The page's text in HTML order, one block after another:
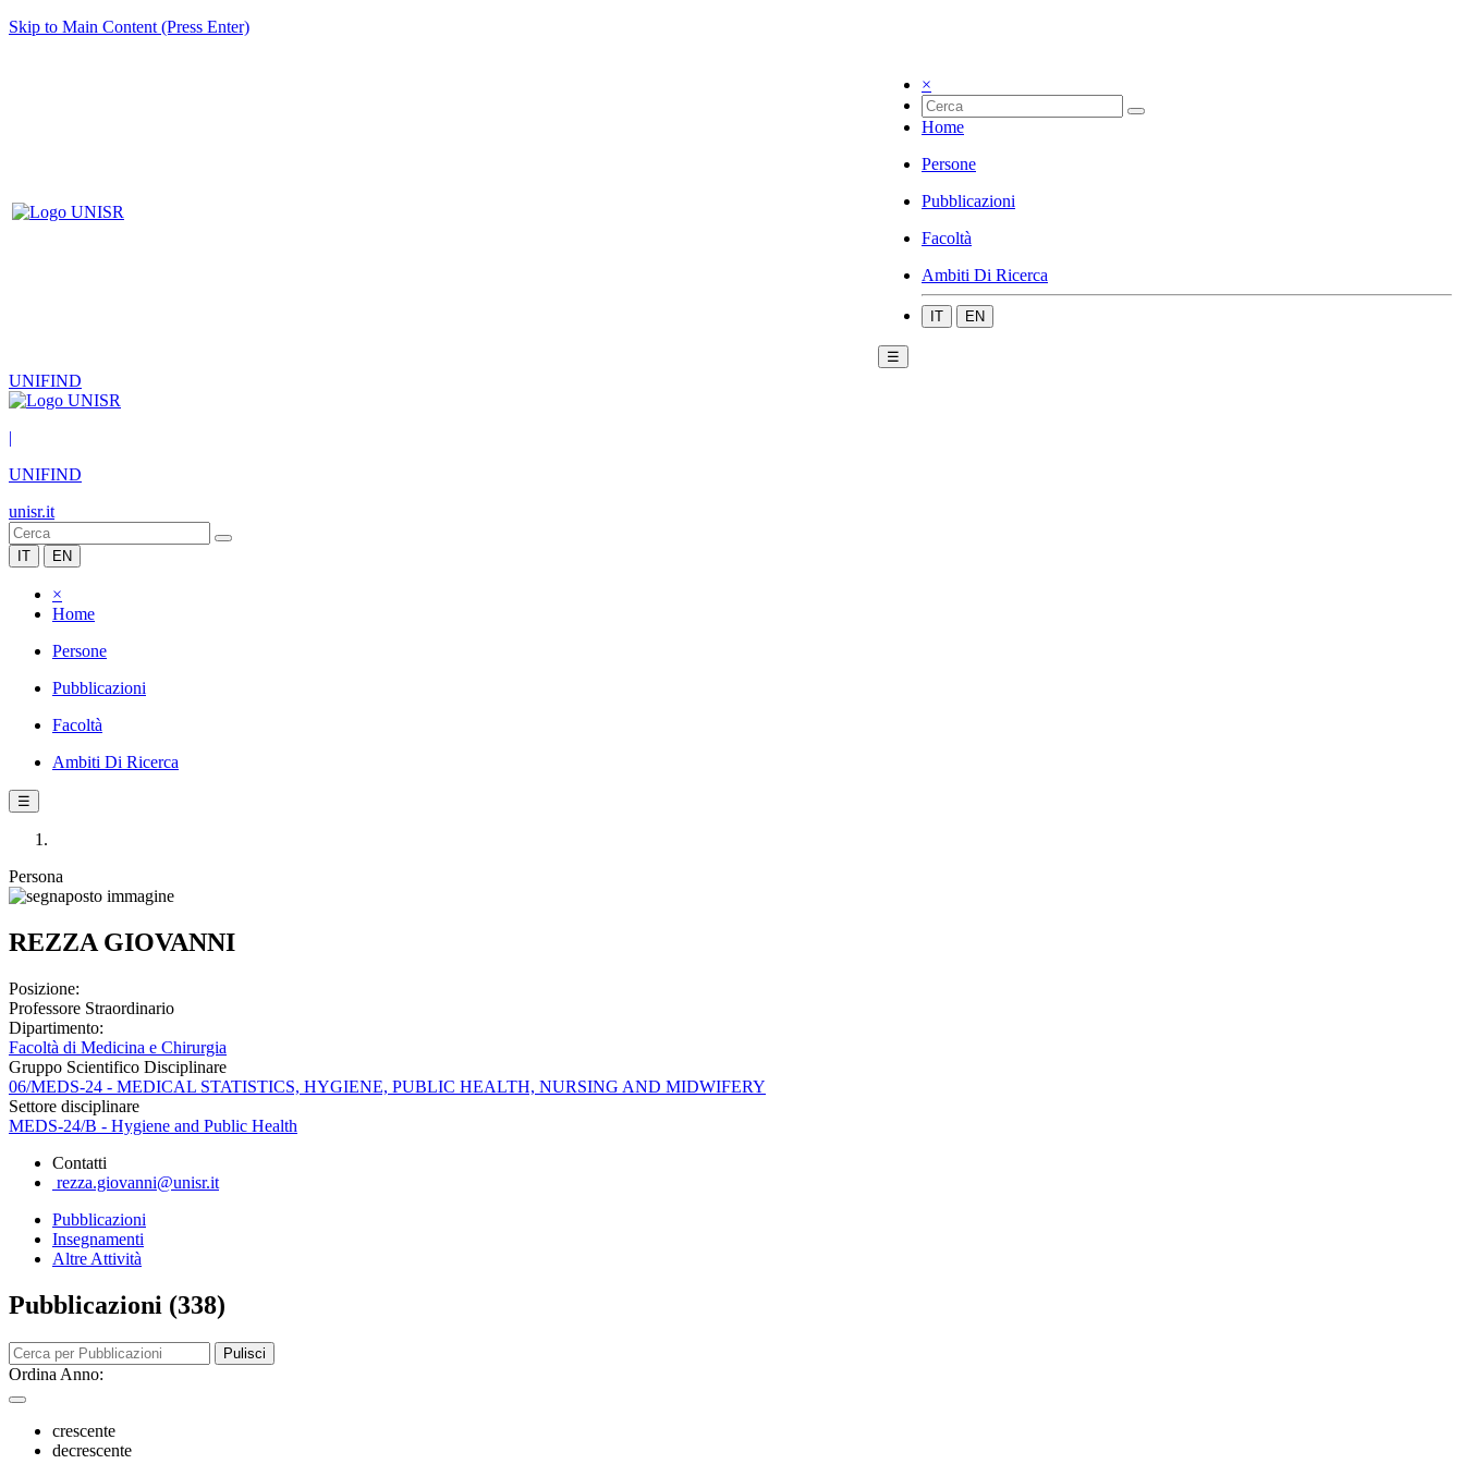
Skip to Main Content (Press Enter)
×
Home
Persone
Pubblicazioni
Facoltà
Ambiti Di Ricerca
IT EN
☰
UNIFIND
|
UNIFIND
unisr.it
IT EN
×
Home
Persone
Pubblicazioni
Facoltà
Ambiti Di Ricerca
☰
Persona
REZZA GIOVANNI
Posizione:
Professore Straordinario
Dipartimento:
Facoltà di Medicina e Chirurgia
Gruppo Scientifico Disciplinare
06/MEDS-24 - MEDICAL STATISTICS, HYGIENE, PUBLIC HEALTH, NURSING AND MIDWIFERY
Settore disciplinare
MEDS-24/B - Hygiene and Public Health
Contatti
rezza.giovanni@unisr.it
Pubblicazioni
Insegnamenti
Altre Attività
Pubblicazioni (338)
Pulisci
Ordina Anno:
crescente
decrescente